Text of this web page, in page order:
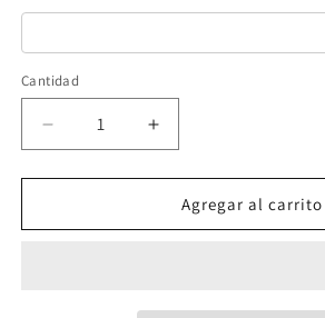
Cantidad
Cantidad
Reducir
cantidad
para
Kit
Aumentar
cantidad
para
Balloon
Kit
Agregar al carrito